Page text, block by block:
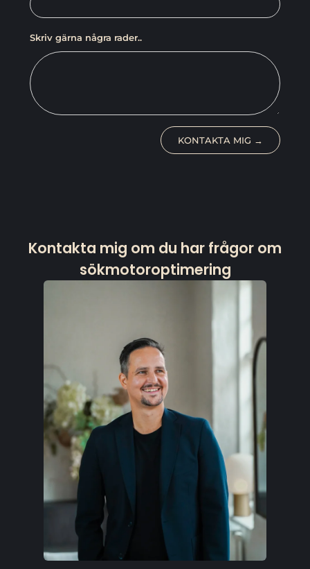
Skriv gärna några rader..
KONTAKTA MIG →
Kontakta mig om du har frågor om
sökmotoroptimering